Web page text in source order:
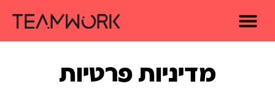
מדיניות פרטיות